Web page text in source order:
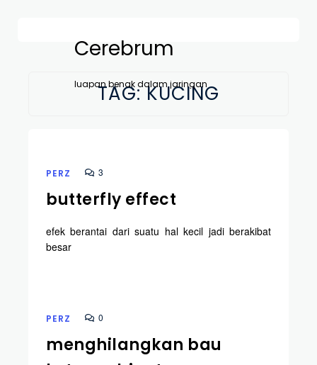
Cerebrum
luapan benak dalam jaringan
TAG:KUCING
PERZ 3
butterfly effect
efek berantai dari suatu hal kecil jadi berakibat
besar
PERZ 0
menghilangkan bau